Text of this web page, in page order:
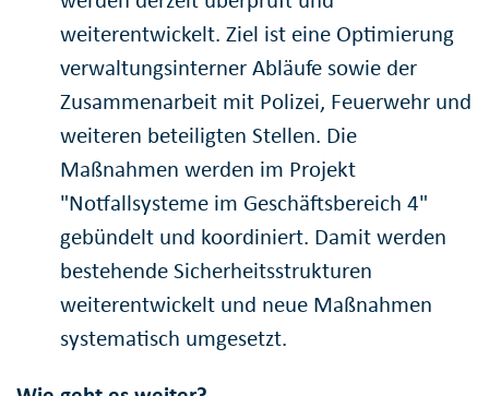
weiterentwickelt. Ziel ist eine Optimierung
verwaltungsinterner Abläufe sowie der
Zusammenarbeit mit Polizei, Feuerwehr und
weiteren beteiligten Stellen. Die
Maßnahmen werden im Projekt
"Notfallsysteme im Geschäftsbereich 4"
gebündelt und koordiniert. Damit werden
bestehende Sicherheitsstrukturen
weiterentwickelt und neue Maßnahmen
systematisch umgesetzt.